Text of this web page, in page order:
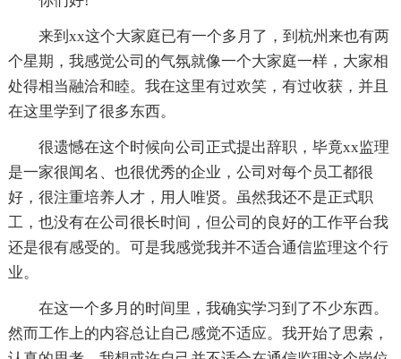
来到xx这个大家庭已有一个多月了，到杭州来也有两
个星期，我感觉公司的气氛就像一个大家庭一样，大家相
处得相当融洽和睦。我在这里有过欢笑，有过收获，并且
在这里学到了很多东西。
很遗憾在这个时候向公司正式提出辞职，毕竟xx监理
是一家很闻名、也很优秀的企业，公司对每个员工都很
好，很注重培养人才，用人唯贤。虽然我还不是正式职
工，也没有在公司很长时间，但公司的良好的工作平台我
还是很有感受的。可是我感觉我并不适合通信监理这个行
业。
在这一个多月的时间里，我确实学习到了不少东西。
然而工作上的内容总让自己感觉不适应。我开始了思索，